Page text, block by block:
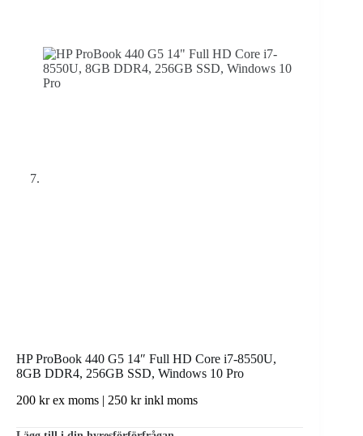
HP ProBook 440 G5 14″ Full HD Core i7-8550U,
8GB DDR4, 256GB SSD, Windows 10 Pro
200 krex moms | 250 krinkl moms